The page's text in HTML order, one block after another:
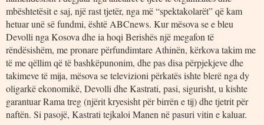
mbështetësit e saj, një rast tjetër, nga më “spektakolarët” që kam
hetuar unë së fundmi, është ABCnews. Kur mësova se e bleu
Devolli nga Kosova dhe ia hoqi Berishës një megafon të
rëndësishëm, me pronare përfundimtare Athinën, kërkova takim me
të me qëllim që të bashkëpunonim, dhe pas disa përpjekjeve dhe
takimeve të mija, mësova se televizioni përkatës ishte blerë nga dy
oligarkë ekonomikë, Devolli dhe Kastrati, pasi, sigurisht, u kishte
garantuar Rama treg (njërit kryesisht për birrën e tij) dhe tjetrit për
naftën. Si pasojë, Kastrati tejkaloi Manen në pasuri vitin e kaluar.